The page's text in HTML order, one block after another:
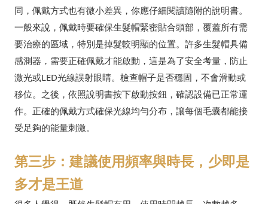
同，佩戴方式也有微小差異，你應仔細閱讀隨附的說明書。
一般來說，佩戴時要確保生髮帽緊密貼合頭部，覆蓋所有需
要治療的區域，特別是掉髮較明顯的位置。許多生髮帽具備
感測器，需要正確佩戴才能啟動，這是為了安全考量，防止
激光或LED光線誤射眼睛。檢查帽子是否穩固，不會滑動或
移位。之後，依照說明書按下啟動按鈕，確認設備已正常運
作。正確的佩戴方式確保光線均勻分布，讓每個毛囊都能接
受足夠的能量刺激。
第三步：建議使用頻率與時長，少即是
多才是王道